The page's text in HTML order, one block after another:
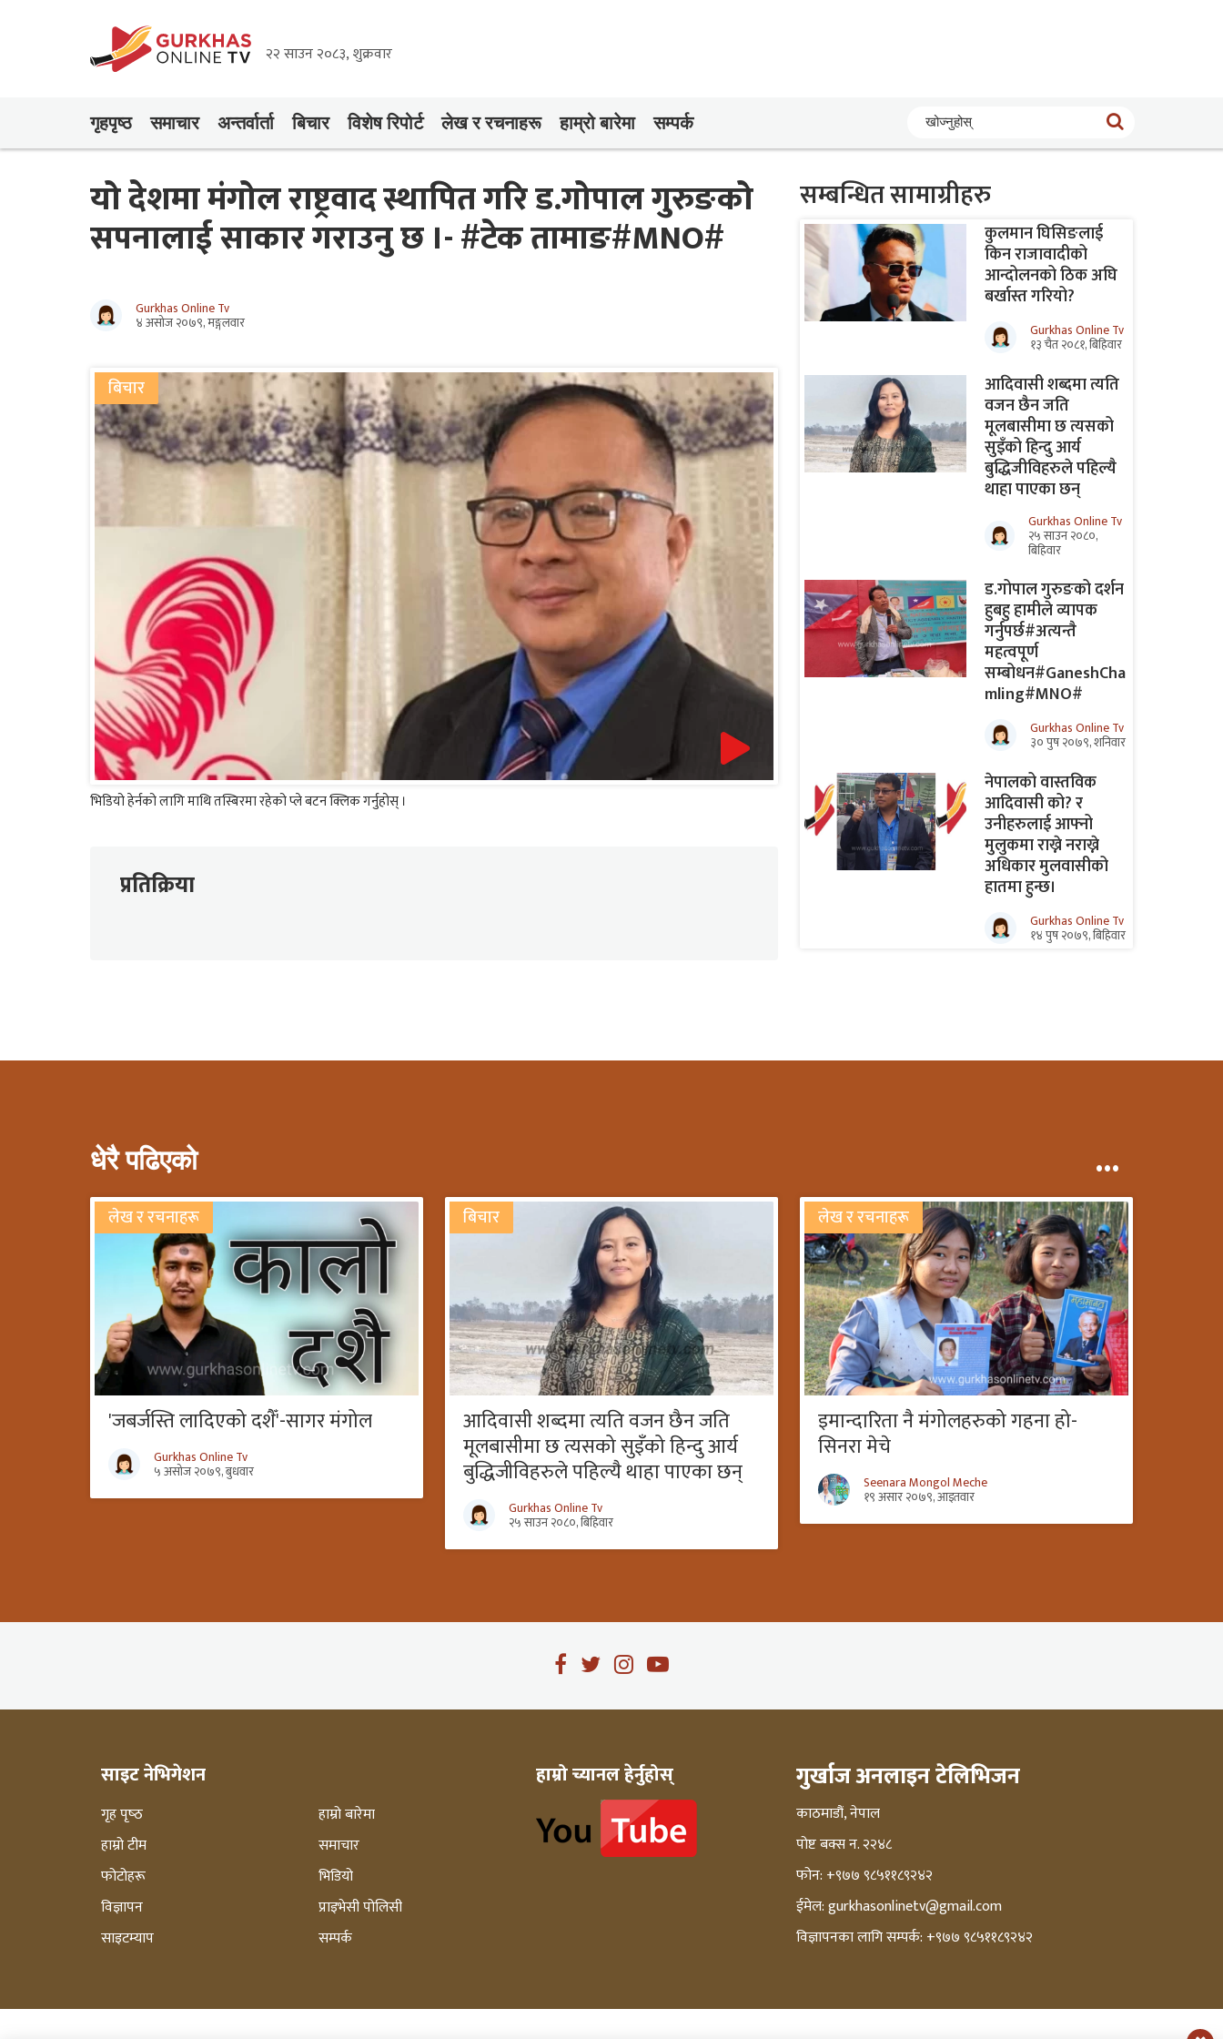
२२ साउन २०८३, शुक्रवार
गृहपृष्‍ठ समाचार अन्तर्वार्ता बिचार विशेष रिपोर्ट लेख र रचनाहरू हाम्रो बारेमा सम्पर्क
यो देशमा मंगोल राष्ट्रवाद स्थापित गरि ड.गोपाल गुरुङको
सपनालाई साकार गराउनु छ ।- #टेक तामाङ#MNO#
Gurkhas Online Tv
४ असोज २०७९, मङ्गलवार
बिचार
भिडियो हेर्नको लागि माथि तस्बिरमा रहेको प्ले बटन क्लिक गर्नुहोस् ।
प्रतिक्रिया
सम्बन्धित सामाग्रीहरु
कुलमान घिसिङलाई
किन राजावादीको
आन्दोलनको ठिक अघि
बर्खास्त गरियो?
Gurkhas Online Tv
१३ चैत २०८१, बिहिवार
आदिवासी शब्दमा त्यति
वजन छैन जति
मूलबासीमा छ त्यसको
सुइँको हिन्दु आर्य
बुद्धिजीविहरुले पहिल्यै
थाहा पाएका छन्
Gurkhas Online Tv
२५ साउन २०८०,
बिहिवार
ड.गोपाल गुरुङको दर्शन
हुबहु हामीले व्यापक
गर्नुपर्छ#अत्यन्तै
महत्वपूर्ण
सम्बोधन#GaneshCha
mling#MNO#
Gurkhas Online Tv
३० पुष २०७९, शनिवार
नेपालको वास्तविक
आदिवासी को? र
उनीहरुलाई आफ्नो
मुलुकमा राख्ने नराख्ने
अधिकार मुलवासीको
हातमा हुन्छ।
Gurkhas Online Tv
१४ पुष २०७९, बिहिवार
धेरै पढिएको ...
लेख र रचनाहरू
'जबर्जस्ति लादिएको दशैँ'-सागर मंगोल
Gurkhas Online Tv
५ असोज २०७९, बुधवार
बिचार
आदिवासी शब्दमा त्यति वजन छैन जति
मूलबासीमा छ त्यसको सुइँको हिन्दु आर्य
बुद्धिजीविहरुले पहिल्यै थाहा पाएका छन्
Gurkhas Online Tv
२५ साउन २०८०, बिहिवार
लेख र रचनाहरू
इमान्दारिता नै मंगोलहरुको गहना हो-
सिनरा मेचे
Seenara Mongol Meche
१९ असार २०७९, आइतवार
साइट नेभिगेशन
गृह पृष्‍ठ
हाम्रो बारेमा
हाम्रो टीम
समाचार
फोटोहरू
भिडियो
विज्ञापन
प्राइभेसी पोलिसी
साइटम्याप
सम्पर्क
हाम्रो च्यानल हेर्नुहोस् गुर्खाज अनलाइन टेलिभिजन
काठमाडौं, नेपाल
पोष्ट बक्स न. २२४८
फोन: +९७७ ९८५११८९२४२
ईमेल:gurkhasonlinetv@gmail.com
विज्ञापनका लागि सम्पर्क: +९७७ ९८५११८९२४२